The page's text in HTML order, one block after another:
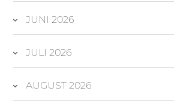
JUNI 2026
JULI 2026
AUGUST 2026